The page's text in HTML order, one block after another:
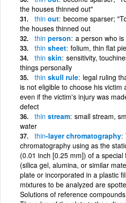
the houses thinned out"
thin out become sparser;
the houses thinned out
thin person a person who
thin sheet folium, thin flat
thin skin sensitivity,
things personally
thin skull rule legal ruling
is not eligible to choose his victim
even if the victim's injury was
defect
thin stream small stream,
water
thin-layer chromatography
chromatography using as the
(0.01 inch [0.25 mm]) of a
(silica gel, alumina, or similar
plate or incorporated in a plastic
mixtures to be analyzed are
Solutions of reference